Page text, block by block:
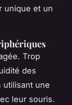
unique et un
Trop
des
utilisant une
leur souris.